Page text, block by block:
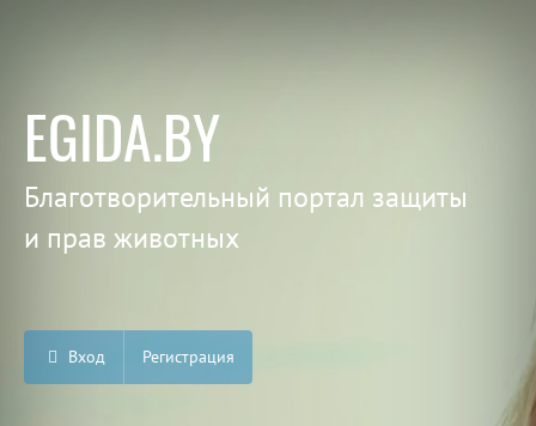
EGIDA.BY
Благотворительный портал защиты
и прав животных
Вход Регистрация